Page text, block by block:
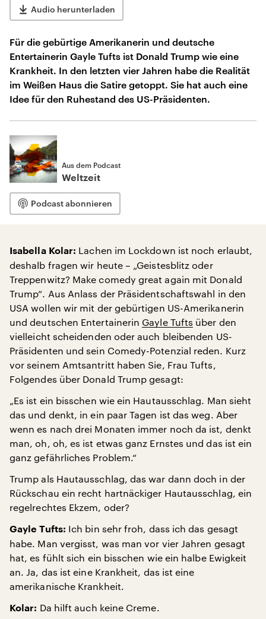
Audio herunterladen
Für die gebürtige Amerikanerin und deutsche
Entertainerin Gayle Tufts ist Donald Trump wie eine
Krankheit. In den letzten vier Jahren habe die Realität
im Weißen Haus die Satire getoppt. Sie hat auch eine
Idee für den Ruhestand des US-Präsidenten.
Aus dem Podcast
Weltzeit
Podcast abonnieren
Isabella Kolar: Lachen im Lockdown ist noch erlaubt,
deshalb fragen wir heute – „Geistesblitz oder
Treppenwitz? Make comedy great again mit Donald
Trump“. Aus Anlass der Präsidentschaftswahl in den
USA wollen wir mit der gebürtigen US-Amerikanerin
und deutschen Entertainerin Gayle Tufts über den
vielleicht scheidenden oder auch bleibenden US-
Präsidenten und sein Comedy-Potenzial reden. Kurz
vor seinem Amtsantritt haben Sie, Frau Tufts,
Folgendes über Donald Trump gesagt:
„Es ist ein bisschen wie ein Hautausschlag. Man sieht
das und denkt, in ein paar Tagen ist das weg. Aber
wenn es nach drei Monaten immer noch da ist, denkt
man, oh, oh, es ist etwas ganz Ernstes und das ist ein
ganz gefährliches Problem.“
Trump als Hautausschlag, das war dann doch in der
Rückschau ein recht hartnäckiger Hautausschlag, ein
regelrechtes Ekzem, oder?
Gayle Tufts: Ich bin sehr froh, dass ich das gesagt
habe. Man vergisst, was man vor vier Jahren gesagt
hat, es fühlt sich ein bisschen wie ein halbe Ewigkeit
an. Ja, das ist eine Krankheit, das ist eine
amerikanische Krankheit.
Kolar: Da hilft auch keine Creme.